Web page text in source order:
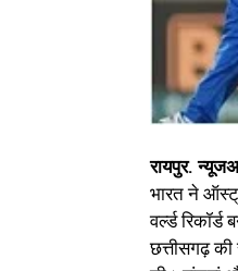
रायपुर.
भारत ने
वर्ल्ड
छत्तीसगढ़